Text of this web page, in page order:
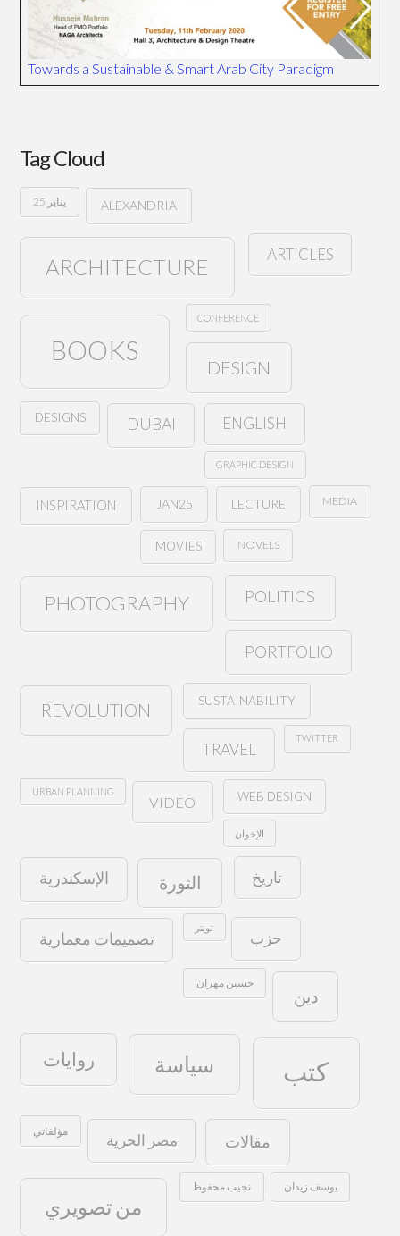
Towards a Sustainable & Smart Arab City Paradigm
Tag Cloud
25 يناير ALEXANDRIA
ARCHITECTURE
ARTICLES
BOOKS
CONFERENCE
DESIGN
DESIGNS DUBAI ENGLISH
GRAPHIC DESIGN
INSPIRATION JAN25 LECTURE MEDIA
MOVIES NOVELS
PHOTOGRAPHY POLITICS
PORTFOLIO
REVOLUTION SUSTAINABILITY
TRAVEL
TWITTER
URBAN PLANNING
VIDEO WEB DESIGN
الإخوان
الإسكندرية الثورة تاريخ
تصميمات معمارية
تويتر
حزب
حسين مهران
دين
روايات سياسة كتب
مؤلفاتي مصر الحرية مقالات
من تصويري
نجيب محفوظ يوسف زيدان